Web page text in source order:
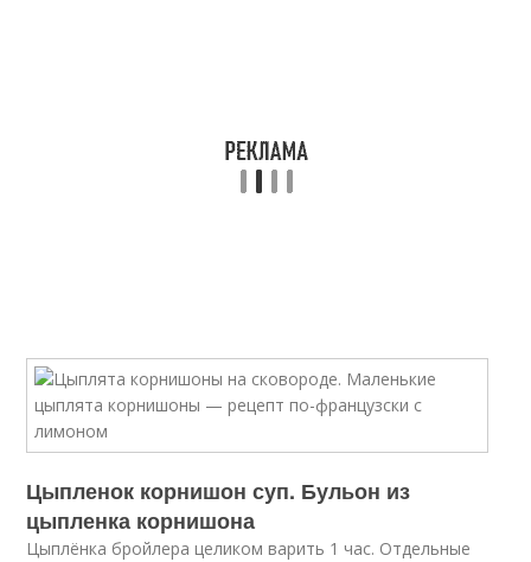
Цыпленок корнишон суп. Бульон из
цыпленка корнишона
Цыплёнка бройлера целиком варить 1 час. Отдельные